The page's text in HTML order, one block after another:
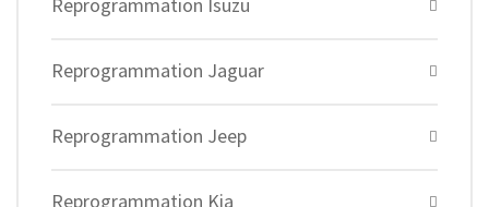
Reprogrammation Jaguar
Reprogrammation Jeep
Reprogrammation Kia